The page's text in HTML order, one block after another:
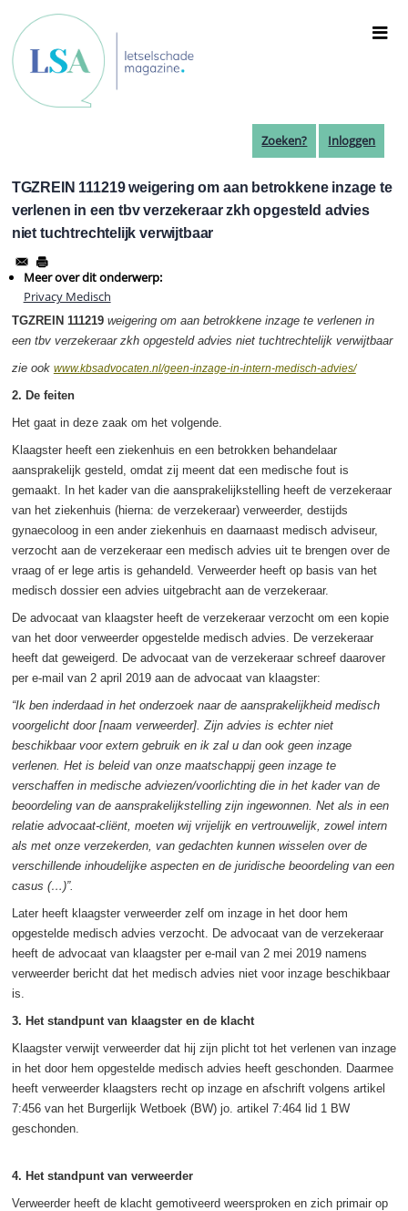
naar
de
inhoud
gaan
Zoeken? Inloggen
TGZREIN 111219 weigering om aan betrokkene inzage te
verlenen in een tbv verzekeraar zkh opgesteld advies
niet tuchtrechtelijk verwijtbaar
Meer over dit onderwerp:
Privacy Medisch
TGZREIN 111219 weigering om aan betrokkene inzage te verlenen in
een tbv verzekeraar zkh opgesteld advies niet tuchtrechtelijk verwijtbaar
zie ook www.kbsadvocaten.nl/geen-inzage-in-intern-medisch-advies/
2. De feiten
Het gaat in deze zaak om het volgende.
Klaagster heeft een ziekenhuis en een betrokken behandelaar
aansprakelijk gesteld, omdat zij meent dat een medische fout is
gemaakt. In het kader van die aansprakelijkstelling heeft de verzekeraar
van het ziekenhuis (hierna: de verzekeraar) verweerder, destijds
gynaecoloog in een ander ziekenhuis en daarnaast medisch adviseur,
verzocht aan de verzekeraar een medisch advies uit te brengen over de
vraag of er lege artis is gehandeld. Verweerder heeft op basis van het
medisch dossier een advies uitgebracht aan de verzekeraar.
De advocaat van klaagster heeft de verzekeraar verzocht om een kopie
van het door verweerder opgestelde medisch advies. De verzekeraar
heeft dat geweigerd. De advocaat van de verzekeraar schreef daarover
per e-mail van 2 april 2019 aan de advocaat van klaagster:
“Ik ben inderdaad in het onderzoek naar de aansprakelijkheid medisch
voorgelicht door [naam verweerder]. Zijn advies is echter niet
beschikbaar voor extern gebruik en ik zal u dan ook geen inzage
verlenen. Het is beleid van onze maatschappij geen inzage te
verschaffen in medische adviezen/voorlichting die in het kader van de
beoordeling van de aansprakelijkstelling zijn ingewonnen. Net als in een
relatie advocaat-cliënt, moeten wij vrijelijk en vertrouwelijk, zowel intern
als met onze verzekerden, van gedachten kunnen wisselen over de
verschillende inhoudelijke aspecten en de juridische beoordeling van een
casus (…)”.
Later heeft klaagster verweerder zelf om inzage in het door hem
opgestelde medisch advies verzocht. De advocaat van de verzekeraar
heeft de advocaat van klaagster per e-mail van 2 mei 2019 namens
verweerder bericht dat het medisch advies niet voor inzage beschikbaar
is.
3. Het standpunt van klaagster en de klacht
Klaagster verwijt verweerder dat hij zijn plicht tot het verlenen van inzage
in het door hem opgestelde medisch advies heeft geschonden. Daarmee
heeft verweerder klaagsters recht op inzage en afschrift volgens artikel
7:456 van het Burgerlijk Wetboek (BW) jo. artikel 7:464 lid 1 BW
geschonden.
4. Het standpunt van verweerder
Verweerder heeft de klacht gemotiveerd weersproken en zich primair op